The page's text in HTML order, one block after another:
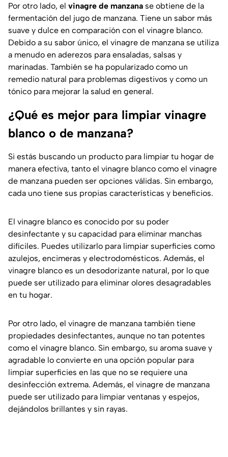
Por otro lado, el vinagre de manzana se obtiene de la
fermentación del jugo de manzana. Tiene un sabor más
suave y dulce en comparación con el vinagre blanco.
Debido a su sabor único, el vinagre de manzana se utiliza
a menudo en aderezos para ensaladas, salsas y
marinadas. También se ha popularizado como un
remedio natural para problemas digestivos y como un
tónico para mejorar la salud en general.
¿Qué es mejor para limpiar vinagre
blanco o de manzana?
Si estás buscando un producto para limpiar tu hogar de
manera efectiva, tanto el vinagre blanco como el vinagre
de manzana pueden ser opciones válidas. Sin embargo,
cada uno tiene sus propias características y beneficios.
El vinagre blanco es conocido por su poder
desinfectante y su capacidad para eliminar manchas
difíciles. Puedes utilizarlo para limpiar superficies como
azulejos, encimeras y electrodomésticos. Además, el
vinagre blanco es un desodorizante natural, por lo que
puede ser utilizado para eliminar olores desagradables
en tu hogar.
Por otro lado, el vinagre de manzana también tiene
propiedades desinfectantes, aunque no tan potentes
como el vinagre blanco. Sin embargo, su aroma suave y
agradable lo convierte en una opción popular para
limpiar superficies en las que no se requiere una
desinfección extrema. Además, el vinagre de manzana
puede ser utilizado para limpiar ventanas y espejos,
dejándolos brillantes y sin rayas.